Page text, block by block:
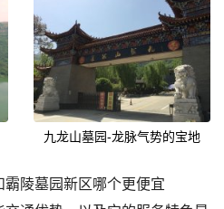
九龙山墓园-龙脉气势的宝地
陵墓园新区哪个更便宜